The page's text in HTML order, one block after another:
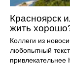
Красноярск
жить
Коллеги из
любопытный
привлекательнее